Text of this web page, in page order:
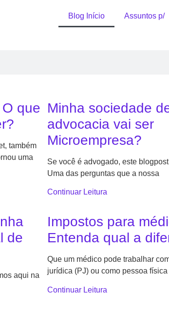
Blog Início Assuntos p/
um DEV PJ?
vem ganhando espaço em um
que
também
uma
Minha sociedade
advocacia vai ser
Microempresa?
Se você é advogado, este
Uma das perguntas que a nossa
Continuar Leitura
de
aqui na
Impostos para
Entenda qual a
Que um médico pode trabalhar
jurídica (PJ) ou como pessoa
Continuar Leitura